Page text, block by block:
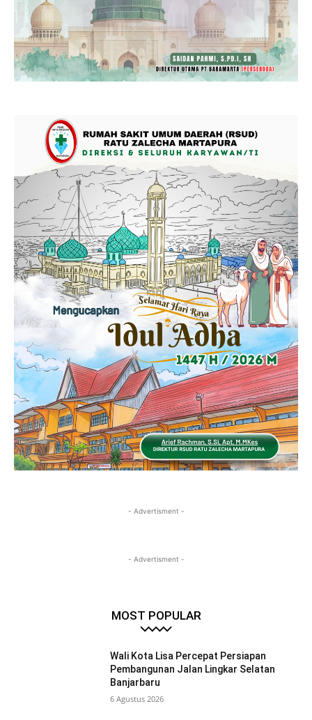
- Advertisment -
- Advertisment -
MOST POPULAR
Wali Kota Lisa Percepat Persiapan
Pembangunan Jalan Lingkar Selatan
Banjarbaru
6 Agustus 2026